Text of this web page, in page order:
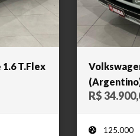
T.Flex
R$
125.000